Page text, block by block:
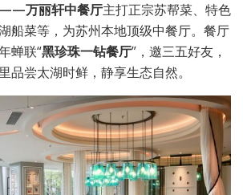
——万丽轩中餐厅主打正宗苏帮菜、特色
船菜等，为苏州本地顶级中餐厅。餐厅
蝉联“黑珍珠一钻餐厅”，邀三五好友，
品尝太湖时鲜，静享生态自然。